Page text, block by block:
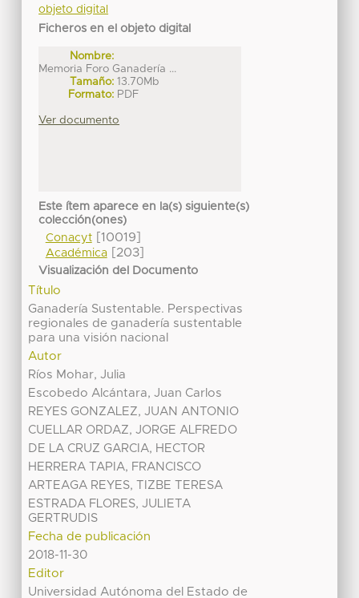
objeto digital
Ficheros en el objeto digital
Nombre:
Memoria Foro Ganadería ...
Tamaño: 13.70Mb
Formato: PDF
Ver documento
Este ítem aparece en la(s) siguiente(s)
colección(ones)
Conacyt[10019]
Académica[203]
Visualización del Documento
Título
Ganadería Sustentable. Perspectivas
regionales de ganadería sustentable
para una visión nacional
Autor
Ríos Mohar, Julia
Escobedo Alcántara, Juan Carlos
REYES GONZALEZ, JUAN ANTONIO
CUELLAR ORDAZ, JORGE ALFREDO
DE LA CRUZ GARCIA, HECTOR
HERRERA TAPIA, FRANCISCO
ARTEAGA REYES, TIZBE TERESA
ESTRADA FLORES, JULIETA
GERTRUDIS
Fecha de publicación
2018-11-30
Editor
Universidad Autónoma del Estado de